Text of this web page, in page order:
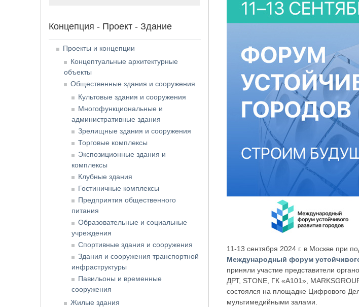
11-13 сентября 2024 г. в Москве при
Международный форум
приняли участие представители
ДРТ, STONE, ГК «А101»,
состоялся на площадке Цифрового
мультимедийными залами.
Концепция - Проект - Здание
Проекты и концепции
Концептуальные архитектурные
объекты
Общественные здания и сооружения
Культовые здания и сооружения
Многофункциональные и
административные здания
Зрелищные здания и сооружения
Торговые комплексы
Экспозиционные здания и
комплексы
Клубные здания
Гостиничные комплексы
Предприятия общественного
питания
Образовательные и социальные
учреждения
Спортивные здания и сооружения
Здания и сооружения транспортной
инфраструктуры
Павильоны и временные
сооружения
Жилые здания